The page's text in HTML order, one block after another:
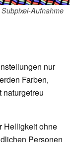
Subpixel-Aufnahme
nur
Farben,
Helligkeit ohne
Personen